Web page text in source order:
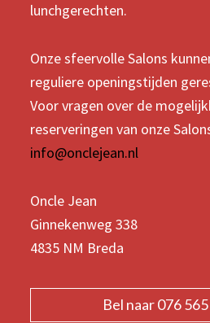
lunchgerechten.
Onze sfeervolle Salons
reguliere openingstijden
Voor vragen over de
reserveringen van onze
info@onclejean.nl
Oncle Jean
Ginnekenweg 338
4835 NM Breda
Bel naar 076